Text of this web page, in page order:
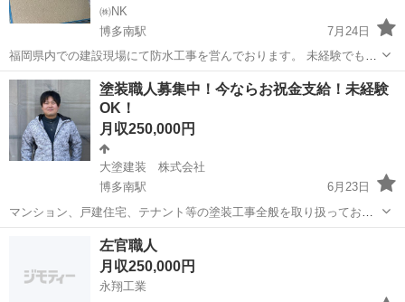
㈱NK
博多南駅
7月24日
福岡県内での建設現場にて防水工事を営んでおります。 未経験でも大
丈夫です。 頼れる上司達がいます!! やる気があり頑張ばれば昇給など
独立など多数あります!! 福利厚生完備 みんなで楽しく働きましょう！
福岡 福岡市 博多南駅 その他 防水工事
塗装職人募集中！今ならお祝金支給！未経験
OK！
月収250,000円
大塗建装 株式会社
博多南駅
6月23日
マンション、戸建住宅、テナント等の塗装工事全般を取り扱っており
ます。 未経験者大歓迎！未経験の方は、先輩社員が優しく教えてくれ
ます。 経験者の方は、器量を見て塗装作業をバンバンお任せしていき
ます。 ＊給与※ ...
博多南駅
左官職人
月収250,000円
永翔工業